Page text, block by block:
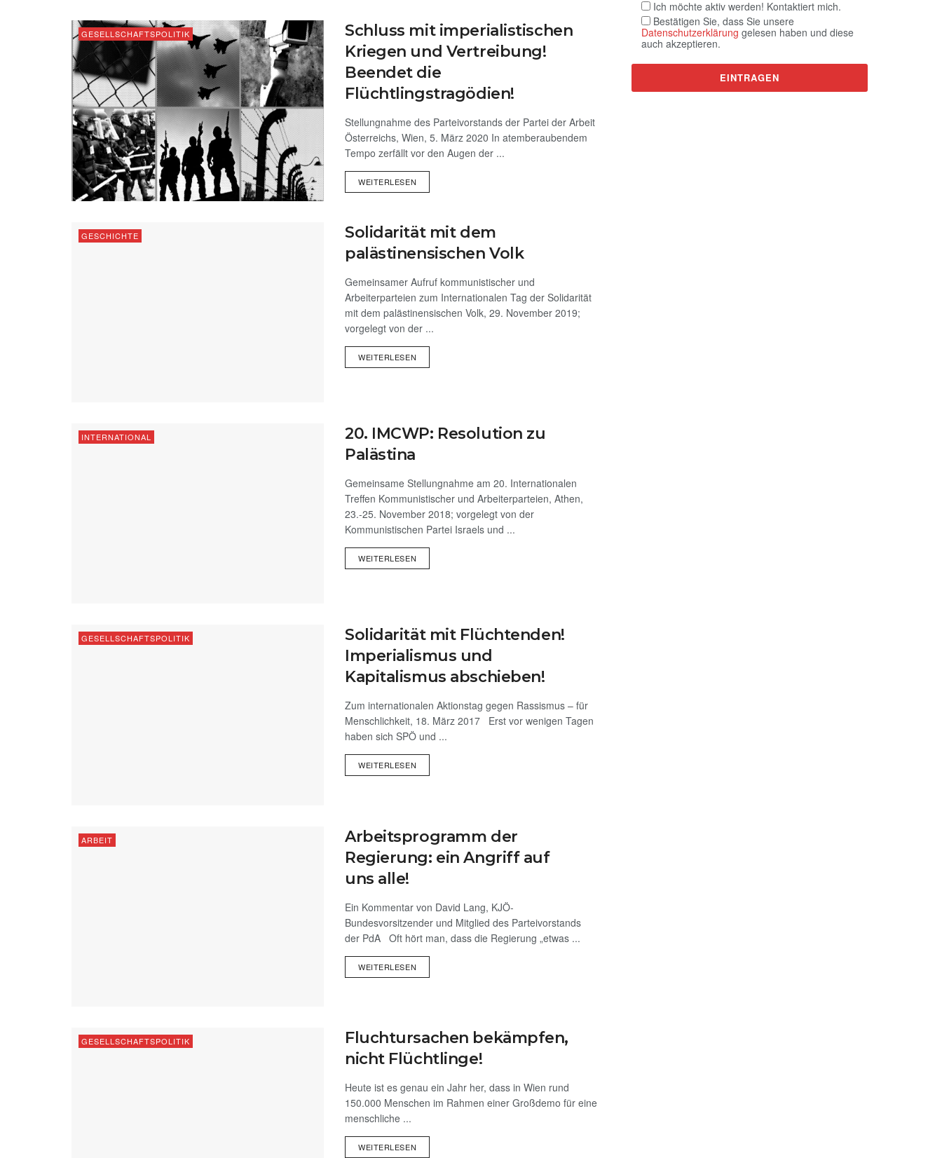
GESELLSCHAFTSPOLITIK
Schluss mit imperialistischen
Kriegen und Vertreibung!
Beendet die
Flüchtlingstragödien!
Stellungnahme des Parteivorstands der Partei der Arbeit
Österreichs, Wien, 5. März 2020 In atemberaubendem
Tempo zerfällt vor den Augen der ...
WEITERLESEN
GESCHICHTE
Solidarität mit dem
palästinensischen Volk
Gemeinsamer Aufruf kommunistischer und
Arbeiterparteien zum Internationalen Tag der Solidarität
mit dem palästinensischen Volk, 29. November 2019;
vorgelegt von der ...
WEITERLESEN
INTERNATIONAL
20. IMCWP: Resolution zu
Palästina
Gemeinsame Stellungnahme am 20. Internationalen
Treffen Kommunistischer und Arbeiterparteien, Athen,
23.-25. November 2018; vorgelegt von der
Kommunistischen Partei Israels und ...
WEITERLESEN
GESELLSCHAFTSPOLITIK
Solidarität mit Flüchtenden!
Imperialismus und
Kapitalismus abschieben!
Zum internationalen Aktionstag gegen Rassismus – für
Menschlichkeit, 18. März 2017 Erst vor wenigen Tagen
haben sich SPÖ und ...
WEITERLESEN
ARBEIT
Arbeitsprogramm der
Regierung: ein Angriff auf
uns alle!
Ein Kommentar von David Lang, KJÖ-
Bundesvorsitzender und Mitglied des Parteivorstands
der PdA Oft hört man, dass die Regierung „etwas ...
WEITERLESEN
GESELLSCHAFTSPOLITIK
Fluchtursachen bekämpfen,
nicht Flüchtlinge!
Heute ist es genau ein Jahr her, dass in Wien rund
150.000 Menschen im Rahmen einer Großdemo für eine
menschliche ...
WEITERLESEN
Ich möchte aktiv werden! Kontaktiert mich.
Bestätigen Sie, dass Sie unsere
Datenschutzerklärung gelesen haben und diese
auch akzeptieren.